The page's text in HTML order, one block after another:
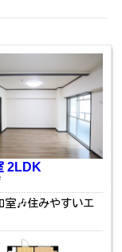
2LDK
室🎶住みやすいエ